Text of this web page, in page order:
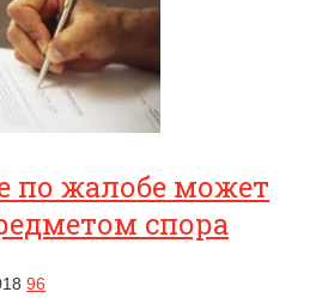
по жалобе может
спора
96